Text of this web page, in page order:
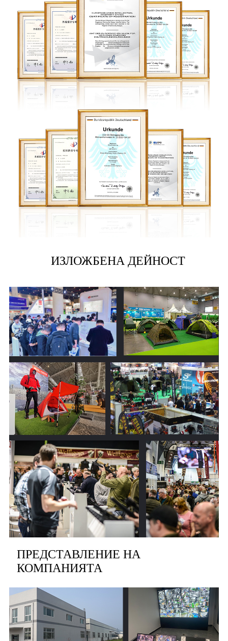
ИЗЛОЖБЕНА ДЕЙНОСТ
ПРЕДСТАВЛЕНИЕ НА
КОМПАНИЯТА